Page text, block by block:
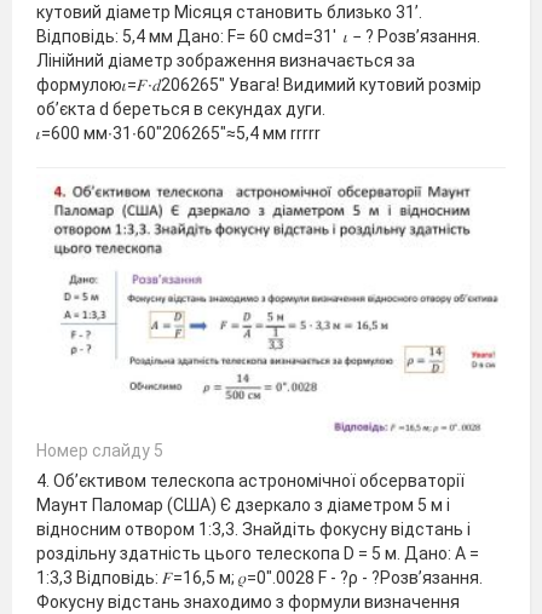
кутовий діаметр Місяця становить близько 31’.
Відповідь: 5,4 мм Дано: F= 60 смd=31′ 𝜄 − ? Розв’язання.
Лінійний діаметр зображення визначається за
формулою𝜄=𝐹∙𝑑206265" Увага! Видимий кутовий розмір
об’єкта d береться в секундах дуги.
𝜄=600 мм∙31∙60"206265"≈5,4 мм rrrrr
Номер слайду 5
4. Об’єктивом телескопа астрономічної обсерваторії
Маунт Паломар (США) Є дзеркало з діаметром 5 м і
відносним отвором 1:3,3. Знайдіть фокусну відстань і
роздільну здатність цього телескопа D = 5 м. Дано: А =
1:3,3 Відповідь: 𝐹=16,5 м; 𝜌=0".0028 F - ?ρ - ?Розв’язання.
Фокусну відстань знаходимо з формули визначення